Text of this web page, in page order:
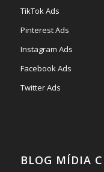
TikTok Ads
Pinterest Ads
Instagram Ads
Facebook Ads
Twitter Ads
BLOG MÍDIA